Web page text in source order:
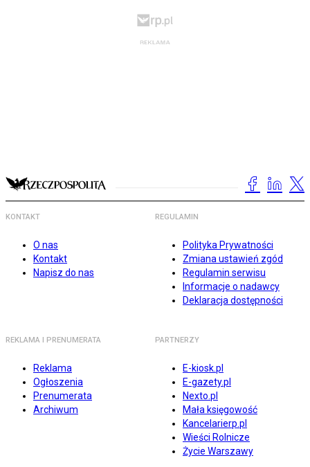
KONTAKT
O nas
Kontakt
Napisz do nas
REGULAMIN
Polityka Prywatności
Zmiana ustawień zgód
Regulamin serwisu
Informacje o nadawcy
Deklaracja dostępności
REKLAMA I PRENUMERATA
Reklama
Ogłoszenia
Prenumerata
Archiwum
PARTNERZY
E-kiosk.pl
E-gazety.pl
Nexto.pl
Mała księgowość
Kancelarierp.pl
Wieści Rolnicze
Życie Warszawy